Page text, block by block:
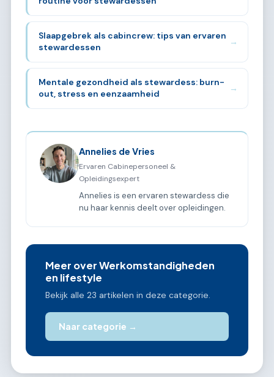
Slaapgebrek als cabincrew: tips van ervaren
stewardessen
→
Mentale gezondheid als stewardess: burn-
out, stress en eenzaamheid
→
Annelies de Vries
Ervaren Cabinepersoneel &
Opleidingsexpert
Annelies is een ervaren stewardess die
nu haar kennis deelt over opleidingen.
Meer over Werkomstandigheden
en lifestyle
Bekijk alle 23 artikelen in deze categorie.
Naar categorie →